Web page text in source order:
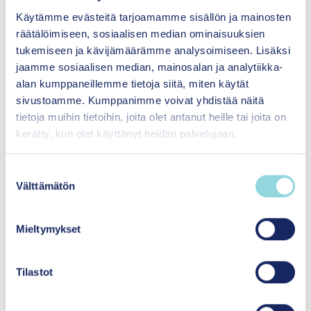
Käytämme evästeitä tarjoamamme sisällön ja mainosten
räätälöimiseen, sosiaalisen median ominaisuuksien
tukemiseen ja kävijämäärämme analysoimiseen. Lisäksi
jaamme sosiaalisen median, mainosalan ja analytiikka-
alan kumppaneillemme tietoja siitä, miten käytät
sivustoamme. Kumppanimme voivat yhdistää näitä
tietoja muihin tietoihin, joita olet antanut heille tai joita on
kerätty, kun olet käyttänyt heidän palvelujaan.
Välttämätön
Mieltymykset
Tilastot
Verkosto on myös selvittänyt Pohjoismaissa
käytettävien pienten lasten ja vanhempien
psykososiaalisten menetelmien vaikuttavuutta
ja antanut tämän pohjalta toimintasuositukset.
Identifying gaps and needs to strengthen